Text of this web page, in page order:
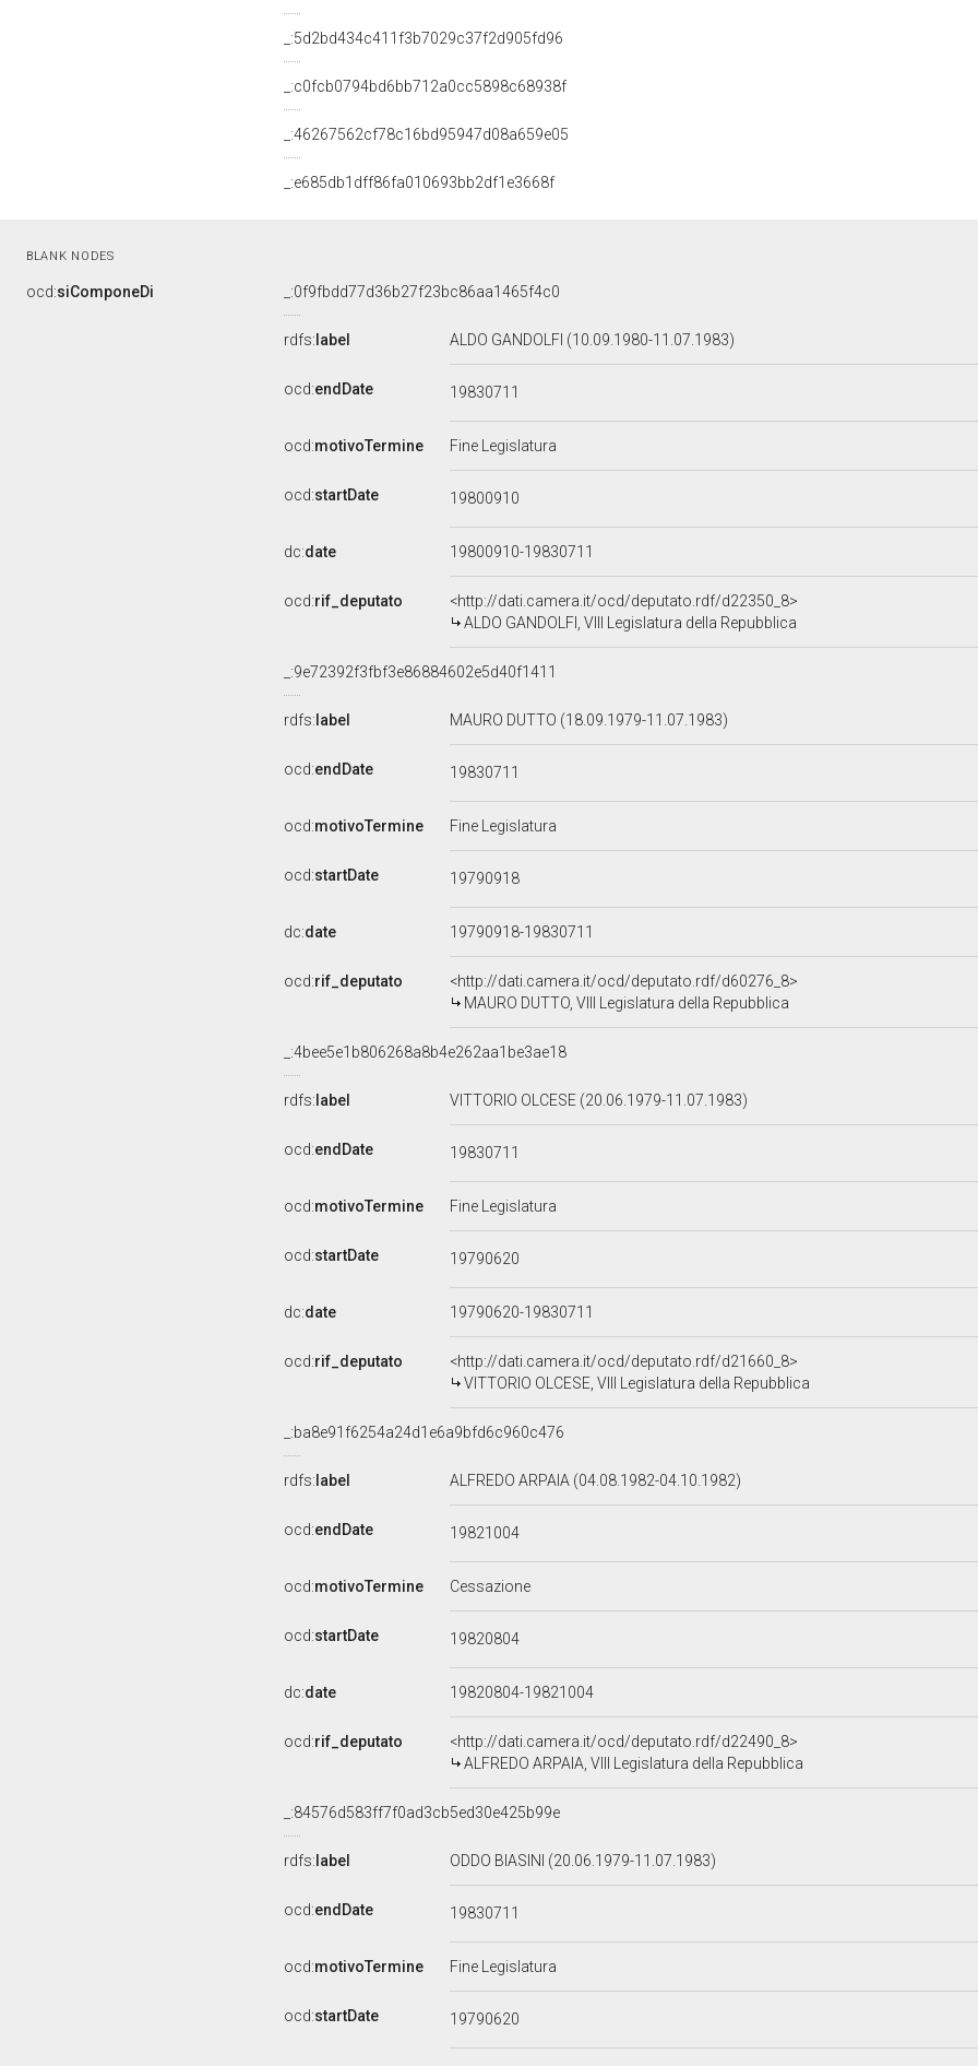
_:5d2bd434c411f3b7029c37f2d905fd96
_:c0fcb0794bd6bb712a0cc5898c68938f
_:46267562cf78c16bd95947d08a659e05
_:e685db1dff86fa010693bb2df1e3668f
BLANK NODES
ocd:siComponeDi _:0f9fbdd77d36b27f23bc86aa1465f4c0
rdfs: label ALDO GANDOLFI (10.09.1980-11.07.1983)
ocd:endDate 19830711
ocd:motivoTermine Fine Legislatura
ocd:startDate 19800910
dc:date 19800910-19830711
ocd:rif_deputato
<http://dati.camera.it/ocd/deputato.rdf/d22350_8>
ALDO GANDOLFI, VIII Legislatura della Repubblica
_:9e72392f3fbf3e86884602e5d40f1411
rdfs: label MAURO DUTTO (18.09.1979-11.07.1983)
ocd:endDate 19830711
ocd:motivoTermine Fine Legislatura
ocd:startDate 19790918
dc:date 19790918-19830711
ocd:rif_deputato
<http://dati.camera.it/ocd/deputato.rdf/d60276_8>
MAURO DUTTO, VIII Legislatura della Repubblica
_:4bee5e1b806268a8b4e262aa1be3ae18
rdfs: label VITTORIO OLCESE (20.06.1979-11.07.1983)
ocd:endDate 19830711
ocd:motivoTermine Fine Legislatura
ocd:startDate 19790620
dc:date 19790620-19830711
ocd:rif_deputato
<http://dati.camera.it/ocd/deputato.rdf/d21660_8>
VITTORIO OLCESE, VIII Legislatura della Repubblica
_:ba8e91f6254a24d1e6a9bfd6c960c476
rdfs: label ALFREDO ARPAIA (04.08.1982-04.10.1982)
ocd:endDate 19821004
ocd:motivoTermine Cessazione
ocd:startDate 19820804
dc:date 19820804-19821004
ocd:rif_deputato
<http://dati.camera.it/ocd/deputato.rdf/d22490_8>
ALFREDO ARPAIA, VIII Legislatura della Repubblica
_:84576d583ff7f0ad3cb5ed30e425b99e
rdfs: label ODDO BIASINI (20.06.1979-11.07.1983)
ocd:endDate 19830711
ocd:motivoTermine Fine Legislatura
ocd:startDate 19790620